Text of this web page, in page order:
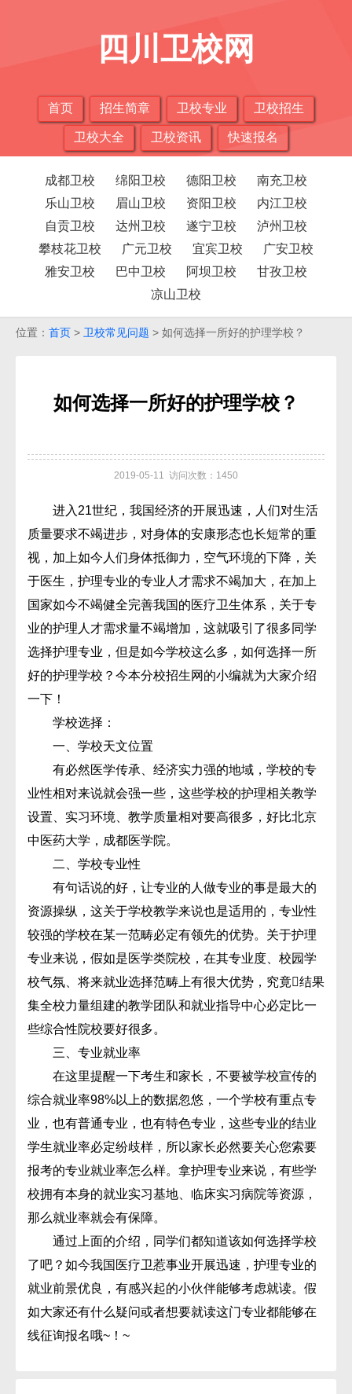
四川卫校网
首页 招生简章 卫校专业 卫校招生
卫校大全 卫校资讯 快速报名
成都卫校 绵阳卫校 德阳卫校
南充卫校
乐山卫校
眉山卫校 资阳卫校
内江卫校
自贡卫校
达州卫校 遂宁卫校
泸州卫校
攀枝花卫校
广元卫校 宜宾卫校
广安卫校
雅安卫校
巴中卫校 阿坝卫校
甘孜卫校
凉山卫校
位置： 首页 > 卫校常见问题 > 如何选择一所好的护理学校？
如何选择一所好的护理学校？
2019-05-11 访问次数：1450
进入21世纪，我国经济的开展迅速，人们对生活
质量要求不竭进步，对身体的安康形态也长短常的重
视，加上如今人们身体抵御力，空气环境的下降，关
于医生，护理专业的专业人才需求不竭加大，在加上
国家如今不竭健全完善我国的医疗卫生体系，关于专
业的护理人才需求量不竭增加，这就吸引了很多同学
选择护理专业，但是如今学校这么多，如何选择一所
好的护理学校？今本分校招生网的小编就为大家介绍
一下！
学校选择：
一、学校天文位置
有必然医学传承、经济实力强的地域，学校的专
业性相对来说就会强一些，这些学校的护理相关教学
设置、实习环境、教学质量相对要高很多，好比北京
中医药大学，成都医学院。
二、学校专业性
有句话说的好，让专业的人做专业的事是最大的
资源操纵，这关于学校教学来说也是适用的，专业性
较强的学校在某一范畴必定有领先的优势。关于护理
专业来说，假如是医学类院校，在其专业度、校园学
校气氛、将来就业选择范畴上有很大优势，究竟结果
集全校力量组建的教学团队和就业指导中心必定比一
些综合性院校要好很多。
三、专业就业率
在这里提醒一下考生和家长，不要被学校宣传的
综合就业率98%以上的数据忽悠，一个学校有重点专
业，也有普通专业，也有特色专业，这些专业的结业
学生就业率必定纷歧样，所以家长必然要关心您索要
报考的专业就业率怎么样。拿护理专业来说，有些学
校拥有本身的就业实习基地、临床实习病院等资源，
那么就业率就会有保障。
通过上面的介绍，同学们都知道该如何选择学校
了吧？如今我国医疗卫惹事业开展迅速，护理专业的
就业前景优良，有感兴起的小伙伴能够考虑就读。假
如大家还有什么疑问或者想要就读这门专业都能够在
线征询报名哦~！~